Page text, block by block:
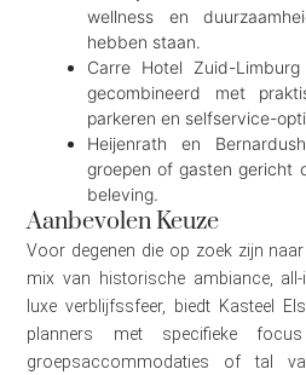
wellness en
hebben staan.
Carre Hotel Zuid-
gecombineerd met
parkeren en selfservice-
Heijenrath en
groepen of gasten gericht
beleving.
Aanbevolen Keuze
Voor degenen die op zoek zijn
mix van historische ambiance,
luxe verblijfssfeer, biedt Kasteel
planners met specifieke
groepsaccommodaties of tal